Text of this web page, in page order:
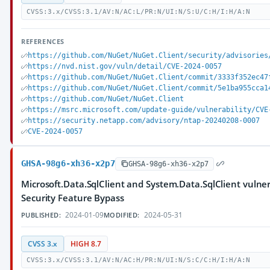
CVSS:3.x/CVSS:3.1/AV:N/AC:L/PR:N/UI:N/S:U/C:H/I:H/A:N
REFERENCES
https://github.com/NuGet/NuGet.Client/security/advisories/
https://nvd.nist.gov/vuln/detail/CVE-2024-0057
https://github.com/NuGet/NuGet.Client/commit/
https://github.com/NuGet/NuGet.Client/commit/
https://github.com/NuGet/NuGet.Client
https://msrc.microsoft.com/update-guide/vulnerability/CVE-
https://security.netapp.com/advisory/ntap-20240208-0007
CVE-2024-0057
GHSA-98g6-xh36-x2p7 GHSA-98g6-xh36-x2p7
Microsoft.Data.SqlClient and System.Data.SqlClient
Security Feature Bypass
PUBLISHED: 2024-01-09MODIFIED: 2024-05-31
CVSS 3.x HIGH 8.7
CVSS:3.x/CVSS:3.1/AV:N/AC:H/PR:N/UI:N/S:C/C:H/I:H/A:N